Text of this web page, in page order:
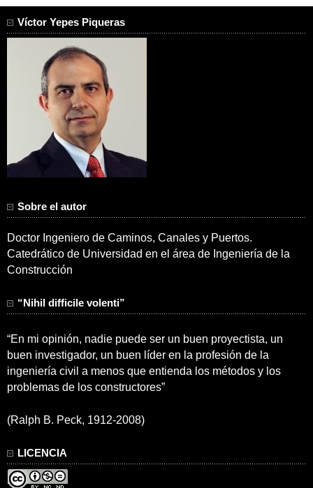
Víctor Yepes Piqueras
Sobre el autor
Doctor Ingeniero de Caminos, Canales y Puertos.
Catedrático de Universidad en el área de Ingeniería de la
Construcción
“Nihil difficile volenti”
“En mi opinión, nadie puede ser un buen proyectista, un
buen investigador, un buen líder en la profesión de la
ingeniería civil a menos que entienda los métodos y los
problemas de los constructores”
(Ralph B. Peck, 1912-2008)
LICENCIA